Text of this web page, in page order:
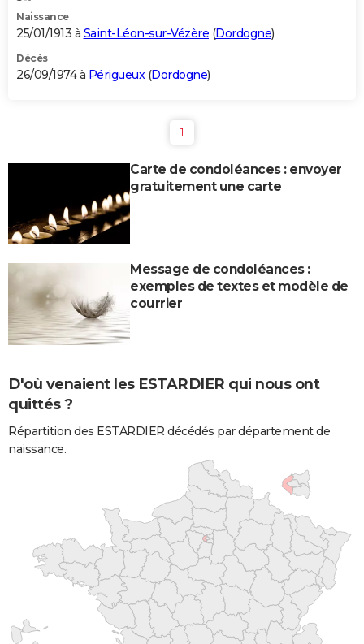
Naissance
25/01/1913 à Saint-Léon-sur-Vézère (Dordogne)
Décès
26/09/1974 à Périgueux(Dordogne)
1
Carte de condoléances : envoyer
gratuitement une carte
Message de condoléances :
exemples de textes et modèle de
courrier
D'où venaient les ESTARDIER qui nous ont
quittés ?
Répartition des ESTARDIER décédés par département de
naissance.